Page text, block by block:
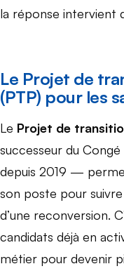
la réponse intervient
Le Projet de
(PTP) pour les
Le Projet de
successeur du
depuis 2019 —
son poste pour
d’une reconversion.
candidats déjà en
métier pour devenir